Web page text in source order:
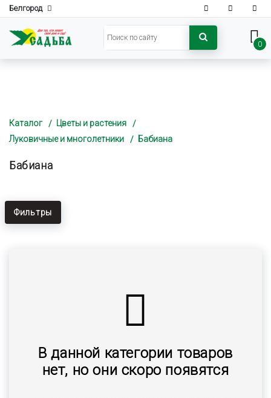
Белгород
0
Каталог
Цветы и растения
Луковичные и многолетники
Бабиана
Бабиана
Фильтры
В данной категории товаров
нет, но они скоро появятся